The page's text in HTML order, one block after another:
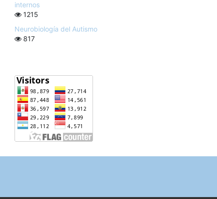
internos
1215
Neurobiología del Autismo
817